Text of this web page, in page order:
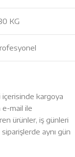
KG
içerisinde kargoya
mail ile
ürünler, iş günleri
aynı gün